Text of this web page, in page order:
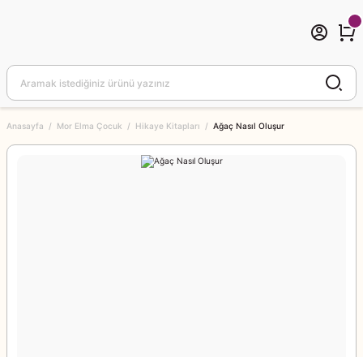
Anasayfa Mor Elma Çocuk Hikaye Kitapları Ağaç Nasıl Oluşur